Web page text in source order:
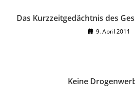
Das Kurzzeitgedächtnis des
9. April 2011
Keine